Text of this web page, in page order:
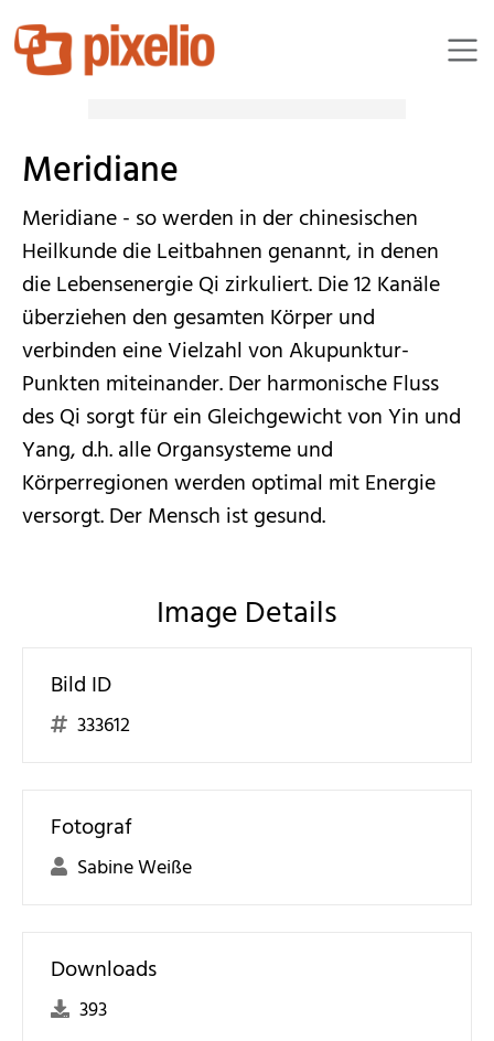
Sabine Weiße
Meridiane
Meridiane - so werden in der chinesischen
Heilkunde die Leitbahnen genannt, in denen
die Lebensenergie Qi zirkuliert. Die 12 Kanäle
überziehen den gesamten Körper und
verbinden eine Vielzahl von Akupunktur-
Punkten miteinander. Der harmonische Fluss
des Qi sorgt für ein Gleichgewicht von Yin und
Yang, d.h. alle Organsysteme und
Körperregionen werden optimal mit Energie
versorgt. Der Mensch ist gesund.
Image Details
Bild ID
333612
Fotograf
Sabine Weiße
Downloads
393